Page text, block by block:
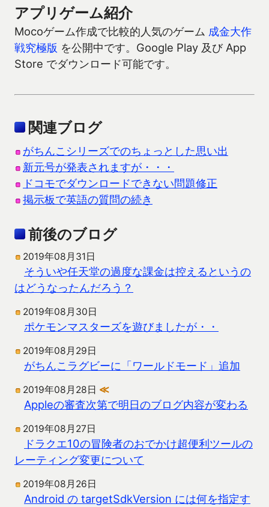
アプリゲーム紹介
Mocoゲーム作成で比較的人気のゲーム 成金大作
戦究極版 を公開中です。Google Play 及び App
Store でダウンロード可能です。
関連ブログ
がちんこシリーズでのちょっとした思い出
新元号が発表されますが・・・
ドコモでダウンロードできない問題修正
掲示板で英語の質問の続き
前後のブログ
2019年08月31日
そういや任天堂の過度な課金は控えるというの
はどうなったんだろう？
2019年08月30日
ポケモンマスターズを遊びましたが・・
2019年08月29日
がちんこラグビーに「ワールドモード」追加
2019年08月28日 ≪
Appleの審査次第で明日のブログ内容が変わる
2019年08月27日
ドラクエ10の冒険者のおでかけ超便利ツールの
レーティング変更について
2019年08月26日
Android の targetSdkVersion には何を指定す